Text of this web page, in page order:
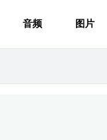
音频 图片